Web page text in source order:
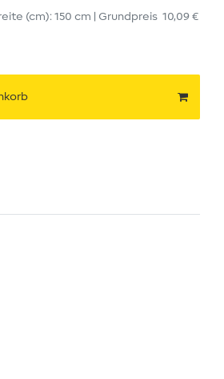
(cm): 150 cm | Grundpreis 10,09 €